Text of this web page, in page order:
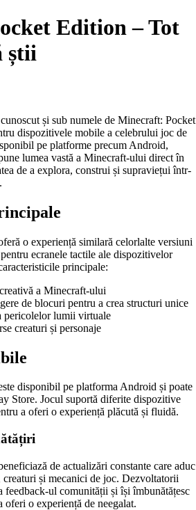
Edition – Tot
știi
și sub numele de Minecraft: Pocket
dispozitivele mobile a celebrului joc de
pe platforme precum Android,
lumea vastă a Minecraft-ului direct în
de a explora, construi și supraviețui într-
o experiență similară celorlalte versiuni
ecranele tactile ale dispozitivelor
principale:
a Minecraft-ului
de blocuri pentru a crea structuri unice
pericolelor lumii virtuale
creaturi și personaje
disponibil pe platforma Android și poate
Store. Jocul suportă diferite dispozitive
a oferi o experiență plăcută și fluidă.
de actualizări constante care aduc
și mecanici de joc. Dezvoltatorii
feedback-ul comunității și își îmbunătățesc
o experiență de neegalat.